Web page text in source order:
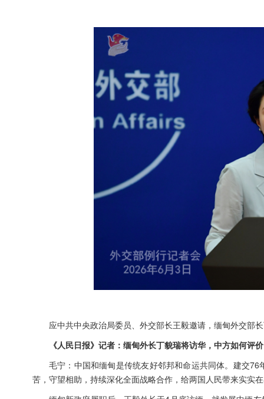
应中共中央政治局委员、外交部长王毅邀请，缅甸外交部
《人民日报》记者：缅甸外长丁貌瑞将访华，中方如何评
毛宁：中国和缅甸是传统友好邻邦和命运共同体。建交
苦，守望相助，持续深化全面战略合作，给两国人民带来实实